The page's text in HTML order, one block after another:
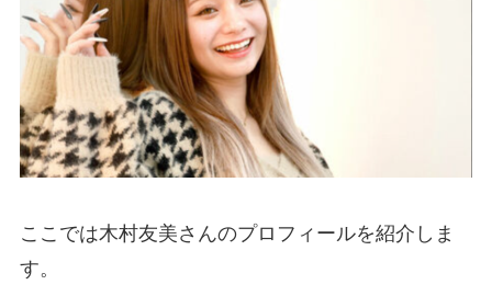
ここでは木村友美さんのプロフィールを紹介しま
す。